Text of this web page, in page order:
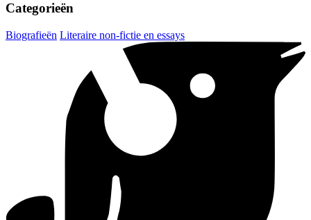
Categorieën
Biografieën Literaire non-fictie en essays